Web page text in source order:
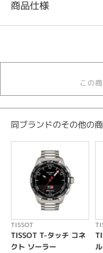
商品仕様
時計
5気圧防水以下
メンズウォッチ
金属ベルト
メンズ 腕時計
TISSOT
メンズ
腕時計
TISSOT
この
同ブランドのその他の
TISSOT
TISSOT T-タッチ コネ
クト ソーラー